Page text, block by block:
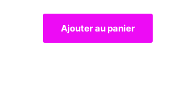
Ajouter au panier